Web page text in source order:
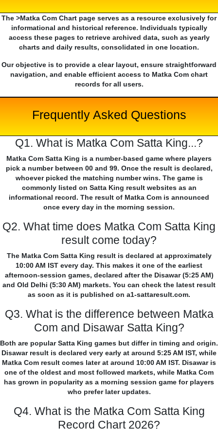
The >Matka Com Chart page serves as a resource exclusively for
informational and historical reference. Individuals typically
access these pages to retrieve archived data, such as yearly
charts and daily results, consolidated in one location.
Our objective is to provide a clear layout, ensure straightforward
navigation, and enable efficient access to Matka Com chart
records for all users.
Frequently Asked Questions
Q1. What is Matka Com Satta King...?
Matka Com Satta King is a number-based game where players
pick a number between 00 and 99. Once the result is declared,
whoever picked the matching number wins. The game is
commonly listed on Satta King result websites as an
informational record. The result of Matka Com is announced
once every day in the morning session.
Q2. What time does Matka Com Satta King
result come today?
The Matka Com Satta King result is declared at approximately
10:00 AM IST every day. This makes it one of the earliest
afternoon-session games, declared after the Disawar (5:25 AM)
and Old Delhi (5:30 AM) markets. You can check the latest result
as soon as it is published on a1-sattaresult.com.
Q3. What is the difference between Matka
Com and Disawar Satta King?
Both are popular Satta King games but differ in timing and origin.
Disawar result is declared very early at around 5:25 AM IST, while
Matka Com result comes later at around 10:00 AM IST. Disawar is
one of the oldest and most followed markets, while Matka Com
has grown in popularity as a morning session game for players
who prefer later updates.
Q4. What is the Matka Com Satta King
Record Chart 2026?